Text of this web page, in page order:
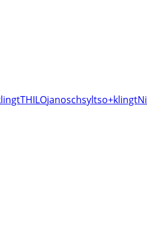
THILOjanoschsyltso+klingt